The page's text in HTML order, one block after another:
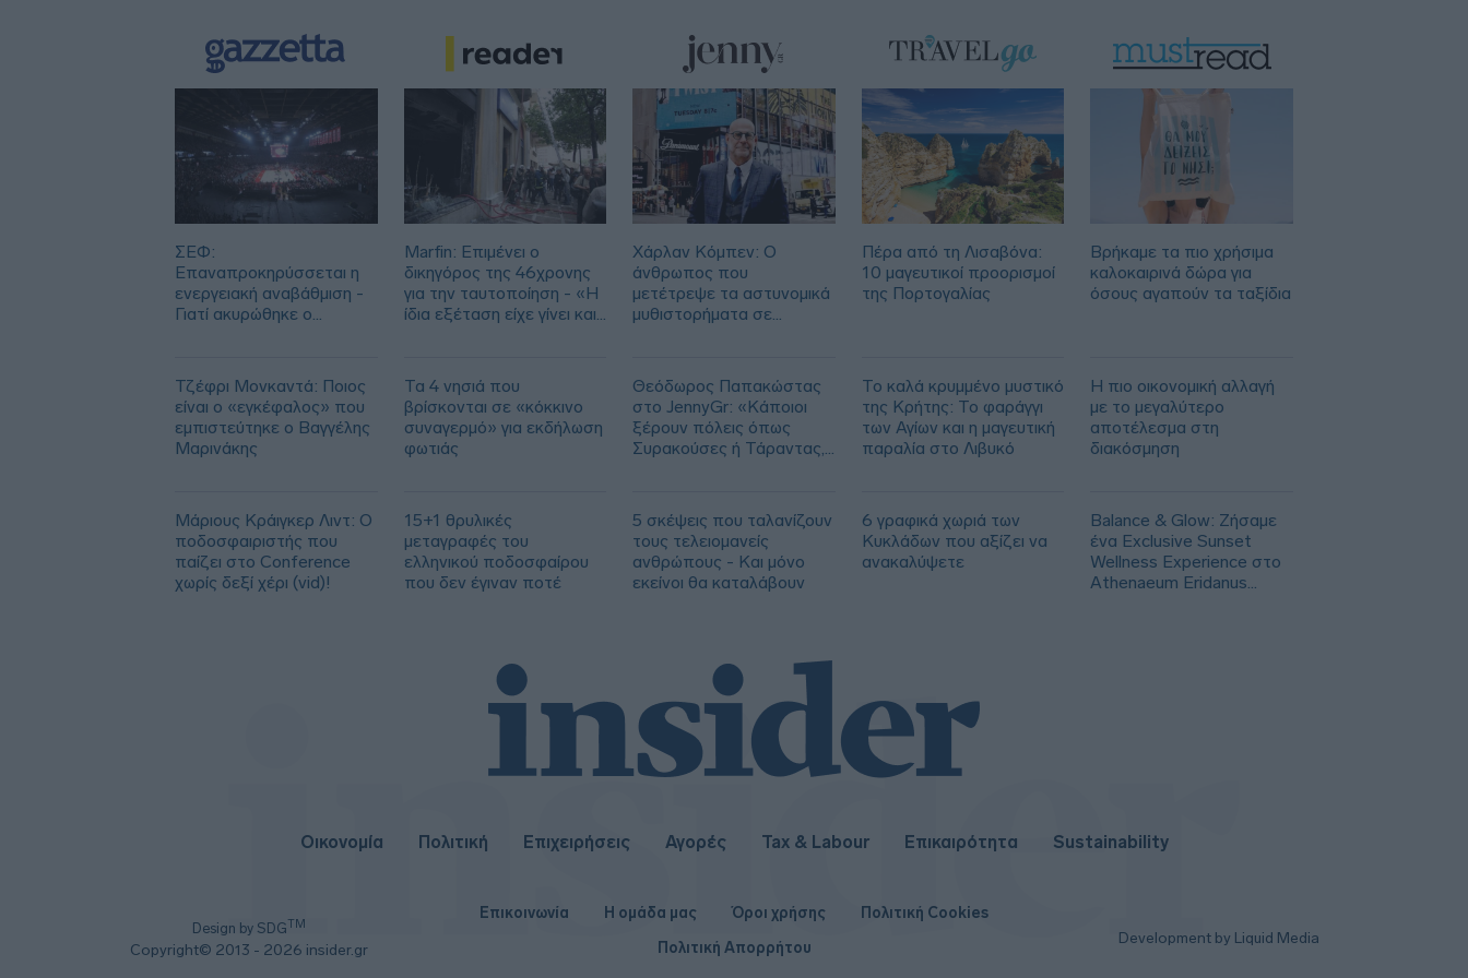
στρες τεστ
της ελληνικής βιομηχανίας
08:08Νέο Χωροταξικό Τουρισμού: Οι νέες
«κόκκινες γραμμές» για το περιβάλλον
και τι αλλάζει σε ξενοδοχεία, νησιά και
επενδύσεις
ΣΕΦ:
Επαναπροκηρύσσεται η
ενεργειακή αναβάθμιση -
Γιατί ακυρώθηκε ο
Τζέφρι Μονκαντά: Ποιος
είναι ο «εγκέφαλος» που
εμπιστεύτηκε ο Βαγγέλης
Μαρινάκης
Μάριους Κράιγκερ Λιντ: Ο
ποδοσφαιριστής που
παίζει στο Conference
χωρίς δεξί χέρι (vid)!
Marfin: Επιμένει ο
δικηγόρος της 46χρονης
για την ταυτοποίηση - «Η
ίδια εξέταση είχε γίνει και
Τα 4 νησιά που
βρίσκονται σε «κόκκινο
συναγερμό» για εκδήλωση
φωτιάς
15+1 θρυλικές
μεταγραφές του
ελληνικού ποδοσφαίρου
που δεν έγιναν ποτέ
Χάρλαν Κόμπεν: Ο
άνθρωπος που
μετέτρεψε τα αστυνομικά
μυθιστορήματα σε
Θεόδωρος Παπακώστας
στο JennyGr: «Κάποιοι
ξέρουν πόλεις όπως
Συρακούσες ή Τάραντας,
5 σκέψεις που ταλανίζουν
τους τελειομανείς
ανθρώπους - Και μόνο
εκείνοι θα καταλάβουν
Πέρα από τη Λισαβόνα:
10 μαγευτικοί προορισμοί
της Πορτογαλίας
Το καλά κρυμμένο μυστικό
της Κρήτης: Το φαράγγι
των Αγίων και η μαγευτική
παραλία στο Λιβυκό
6 γραφικά χωριά των
Κυκλάδων που αξίζει να
ανακαλύψετε
Βρήκαμε τα πιο χρήσιμα
καλοκαιρινά δώρα για
όσους αγαπούν τα ταξίδια
Η πιο οικονομική αλλαγή
με το μεγαλύτερο
αποτέλεσμα στη
διακόσμηση
Balance & Glow: Ζήσαμε
ένα Exclusive Sunset
Wellness Experience στο
Athenaeum Eridanus
Οικονομία Πολιτική Επιχειρήσεις Αγορές Tax & Labour Επικαιρότητα Sustainability
Design by SDGTM
Copyright© 2013 - 2026 insider.gr
Επικοινωνία Η ομάδα μας Όροι χρήσης
Πολιτική Cookies
Πολιτική Απορρήτου
Development by Liquid Media